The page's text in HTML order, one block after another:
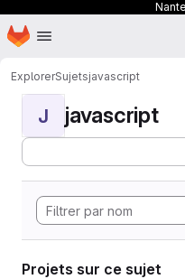
Passer au contenu principal
Page d'accueil
ExplorerSujetsjavascript
J javascript
Projets sur ce sujet